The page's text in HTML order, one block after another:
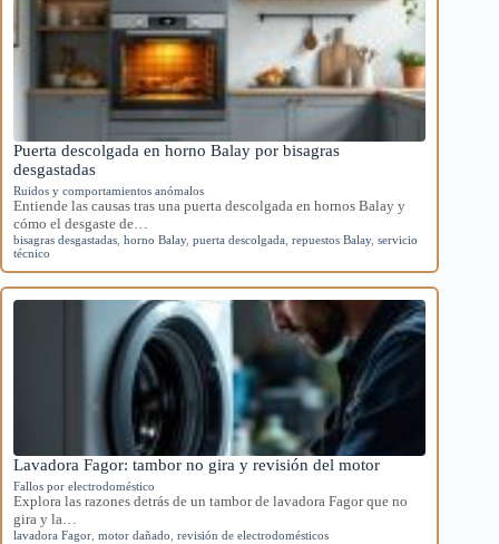
Puerta descolgada en horno Balay por bisagras
desgastadas
Ruidos y comportamientos anómalos
Entiende las causas tras una puerta descolgada en hornos Balay y
cómo el desgaste de…
bisagras desgastadas horno Balay, puerta descolgada repuestos Balay, servicio
técnico
Lavadora Fagor: tambor no gira y revisión del motor
Fallos por electrodoméstico
Explora las razones detrás de un tambor de lavadora Fagor que no
gira y la…
lavadora Fagor motor dañado revisión de electrodomésticos